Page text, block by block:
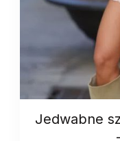
Jedwabne